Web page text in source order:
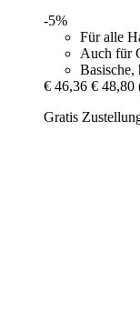
-5%
Für alle
Auch für
Basische,
€ 46,36 € 48,80
Gratis